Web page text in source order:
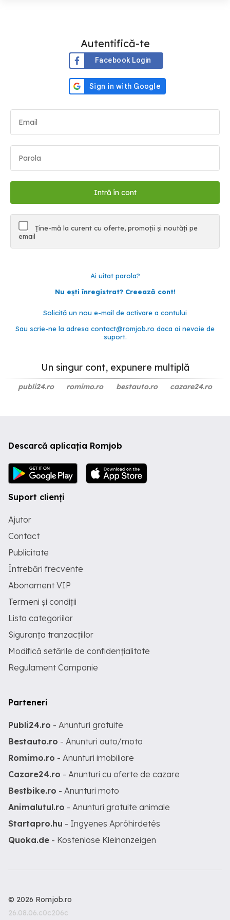
Autentifică-te
Facebook Login
Ține-mă la curent cu oferte, promoții și noutăți pe
email
Ai uitat parola?
Nu ești înregistrat? Creează cont!
Solicită un nou e-mail de activare a contului
Sau scrie-ne la adresa contact@romjob.ro daca ai nevoie de
suport.
Un singur cont, expunere multiplă
publi24.ro romimo.ro bestauto.ro cazare24.ro
Descarcă aplicația Romjob
Suport clienți
Ajutor
Contact
Publicitate
Întrebări frecvente
Abonament VIP
Termeni și condiții
Lista categoriilor
Siguranța tranzacțiilor
Modifică setările de confidențialitate
Regulament Campanie
Parteneri
Publi24.ro - Anunturi gratuite
Bestauto.ro - Anunturi auto/moto
Romimo.ro - Anunturi imobiliare
Cazare24.ro - Anunturi cu oferte de cazare
Bestbike.ro - Anunturi moto
Animalutul.ro - Anunturi gratuite animale
Startapro.hu - Ingyenes Apróhirdetés
Quoka.de - Kostenlose Kleinanzeigen
© 2026 Romjob.ro
26.08.06.c0c206c